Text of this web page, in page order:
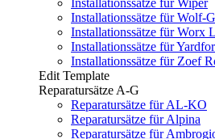
Installationssätze für Wiper
Installationssätze für Wolf-
Installationssätze für Worx
Installationssätze für
Installationssätze für Zoef
Edit Template
Reparatursätze A-G
Reparatursätze für AL-KO
Reparatursätze für Alpina
Reparatursätze für